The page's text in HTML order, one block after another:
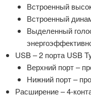
Встроенный
Встроенный
Выделенный
USB – 2 порта USB
Верхний порт –
Нижний порт –
Расширение – 4-